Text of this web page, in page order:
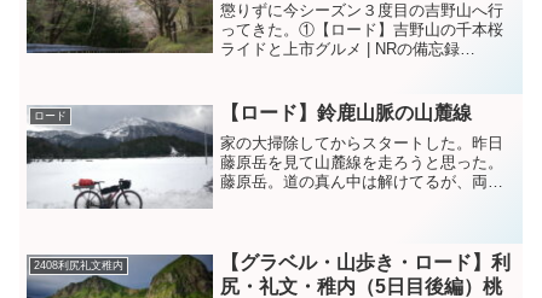
懲りずに今シーズン３度目の吉野山へ行
ってきた。①【ロード】吉野山の千本桜
ライドと上市グルメ | NRの備忘録
吉野山の上・中・下千本が...
ロード 【ロード】鈴鹿山脈の山麓線
家の大掃除してからスタートした。昨日
藤原岳を見て山麓線を走ろうと思った。
藤原岳。道の真ん中は解けてるが、両端
たが全くイケてない写真。...
2408利尻礼文稚内
【グラベル・山歩き・ロード】利
尻・礼文・稚内（5日目後編）桃